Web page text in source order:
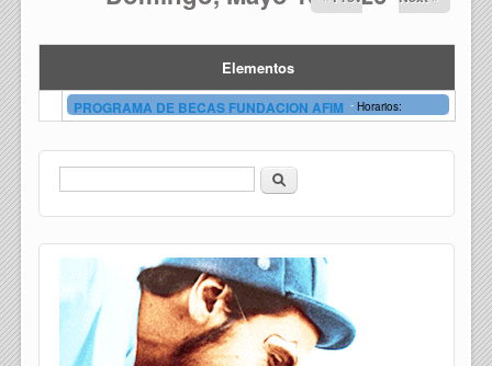
Elementos
PROGRAMA DE BECAS FUNDACION AFIM - Horarios:
Formulario de búsqueda
Buscar